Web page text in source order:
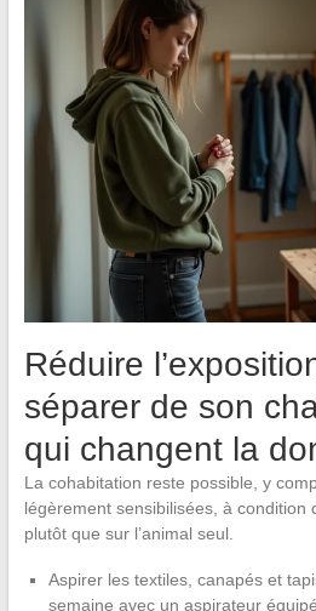
Réduire
séparer de son
qui changent la
La cohabitation reste possible, y
légèrement sensibilisées, à condition
plutôt que sur l’animal seul.
Aspirer les textiles, canapés et
semaine avec un aspirateur